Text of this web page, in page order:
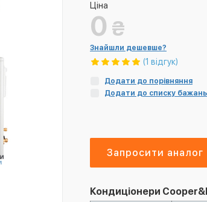
Ціна
0 ₴
Знайшли дешевше?
(1 відгук)
Додати до порівняння
Додати до списку бажань
Запросити аналог
Кондиціонери